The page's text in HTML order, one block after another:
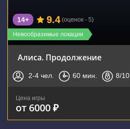
Невообразимые локации
14+ 9.4 (оценок - 5)
Алиса. Продолжение
2-4 чел. 60 мин. 8/10
Цена игры
от 6000 ₽